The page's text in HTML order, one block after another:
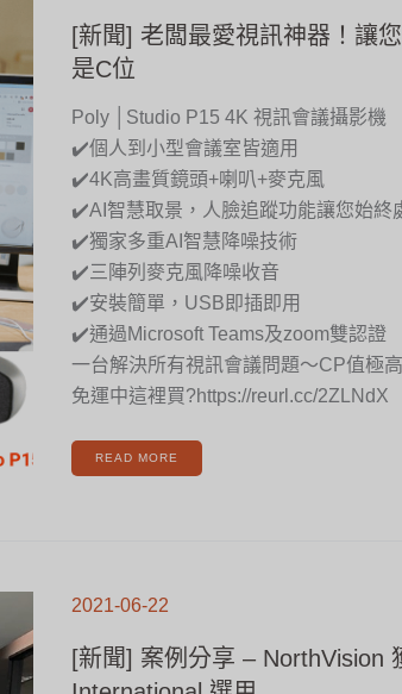
[新聞] 老闆最愛視訊神器！讓
是C位
Poly │Studio P15 4K 視訊會議攝影機
✔️個人到小型會議室皆適用
✔️4K高畫質鏡頭+喇叭+麥克風
✔️AI智慧取景，人臉追蹤功能讓您始終
✔️獨家多重AI智慧降噪技術
✔️三陣列麥克風降噪收音
✔️安裝簡單，USB即插即用
✔️通過Microsoft Teams及zoom雙認證
一台解決所有視訊會議問題～CP值極
免運中這裡買?https://reurl.cc/2ZLNdX
視
訊
器！
讓
視
訊
會
議
永
遠
C
READ MORE
2021-06-22
[新聞] 案例分享 – NorthVision
聞]
案
–
NORTHVISION
得